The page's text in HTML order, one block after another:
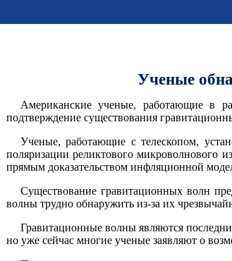
Ученые
Американские ученые, работающие в
подтверждение существования
Ученые, работающие с телескопом,
поляризации реликтового микроволнового
прямым доказательством инфляционной
Существование гравитационных волн
волны трудно обнаружить из-за их
Гравитационные волны являются
но уже сейчас многие ученые заявляют о